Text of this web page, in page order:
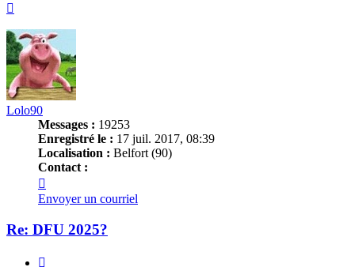
Lolo90
Messages : 19253
Enregistré le : 17 juil. 2017, 08:39
Localisation : Belfort (90)
Contact :
Lolo90
Envoyer un courriel
Re: DFU 2025?